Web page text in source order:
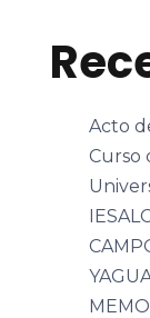
Acto
Curso